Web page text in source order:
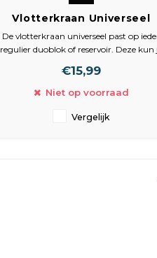
Vlotterkraan Universeel
Plieger
De vlotterkraan universeel past op
regulier duoblok of reservoir. Deze kun
flotterkraan.
€15,99
Niet op voorraad
Vergelijk